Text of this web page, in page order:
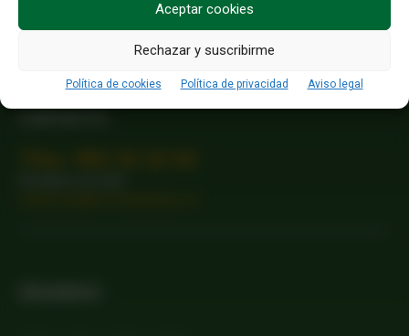
Aceptar cookies
Rechazar y suscribirme
Política de cookies Política de privacidad Aviso legal
Grupo Campo Comunicación
Calle Almendrera 18-20, Local
Arroyo de la Encomienda, Valladolid